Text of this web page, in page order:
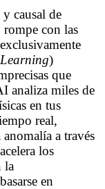
causal de
con las
)
que
analiza miles de
en tus
real,
a través
los
la
en